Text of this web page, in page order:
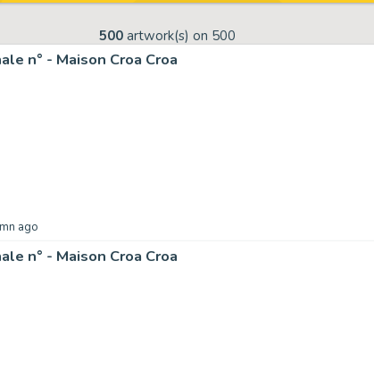
500 artwork(s) on 500
n° - Maison Croa Croa
ago
n° - Maison Croa Croa